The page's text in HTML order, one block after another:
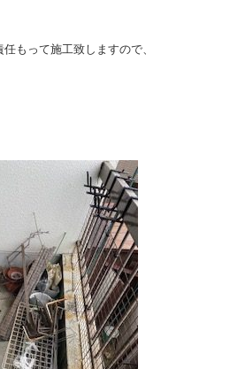
もって施工致しますので、